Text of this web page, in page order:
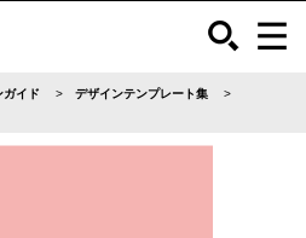
ガイド
デザインテンプレート集